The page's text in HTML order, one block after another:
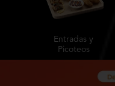
Entradas y
Picoteos